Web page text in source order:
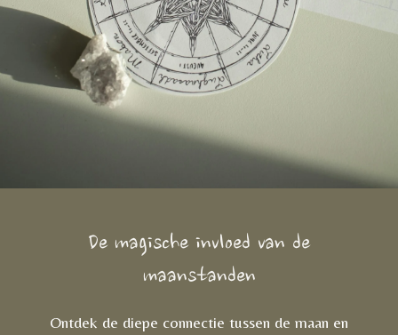
De magische invloed van de
maanstanden
Ontdek de diepe connectie tussen de maan en